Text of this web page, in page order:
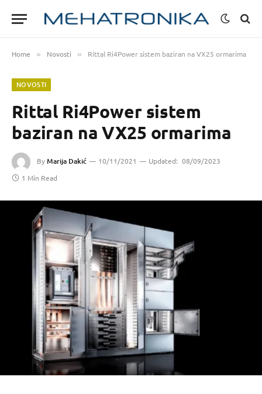
Home » Novosti » Rittal Ri4Power sistem baziran na VX25 ormarima
NOVOSTI
Rittal Ri4Power sistem
baziran na VX25 ormarima
ByMarija Dakić 10/11/2021 Updated: 08/09/2023
1 Min Read